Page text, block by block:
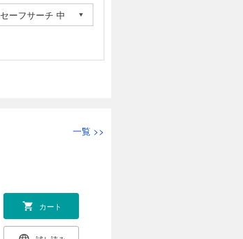
セーフサーチ 中
一覧 >>
カート